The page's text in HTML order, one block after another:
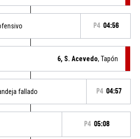
P4 04:56
6, S. Acevedo, Tapón
fallado P4 04:57
P4 05:08